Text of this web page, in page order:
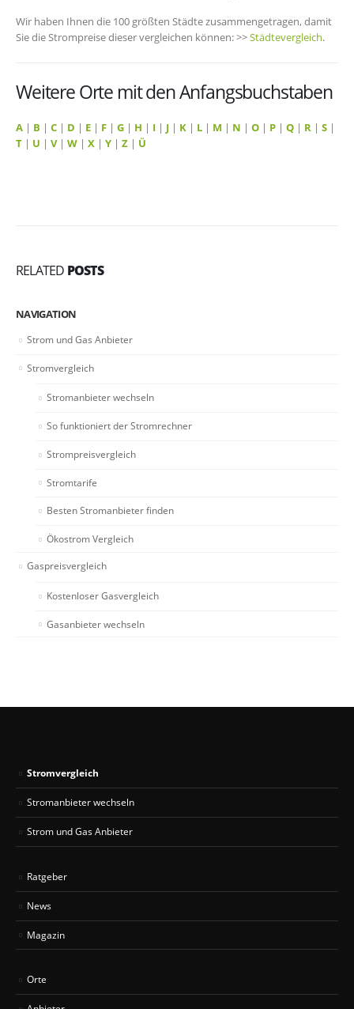
Wir haben Ihnen die 100 größten Städte zusammengetragen, damit
Sie die Strompreise dieser vergleichen können: >>Städtevergleich.
Weitere Orte mit den Anfangsbuchstaben
A | B | C | D | E | F | G | H | I | J | K | L | M | N | O | P | Q | R | S |
T | U | V| W | X | Y | Z | Ü
RELATED POSTS
NAVIGATION
Strom und Gas Anbieter
Stromvergleich
Stromanbieter wechseln
So funktioniert der Stromrechner
Strompreisvergleich
Stromtarife
Besten Stromanbieter finden
Ökostrom Vergleich
Gaspreisvergleich
Kostenloser Gasvergleich
Gasanbieter wechseln
Stromvergleich
Stromanbieter wechseln
Strom und Gas Anbieter
Ratgeber
News
Magazin
Orte